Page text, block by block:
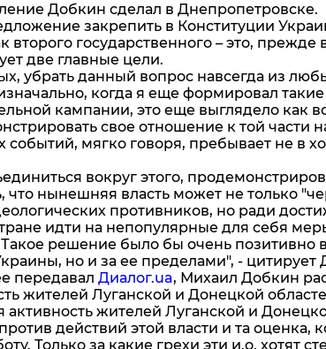
Добкин сделал в Днепропетровске.
закрепить в Конституции
второго государственного – это, прежде
две главные цели.
убрать данный вопрос навсегда из
когда я еще формировал
кампании, это еще выглядело как
свое отношение к той части
событий, мягко говоря, пребывает не в
вокруг этого,
что нынешняя власть может не только
противников, но ради
идти на непопулярные для себя
Такое решение было бы очень позитивно
но и за ее пределами", - цитирует
передавал Диалог.ua, Михаил Добкин
жителей Луганской и Донецкой
активность жителей Луганской и
действий этой власти и та оценка,
Только за какие грехи эти и.о. хотят